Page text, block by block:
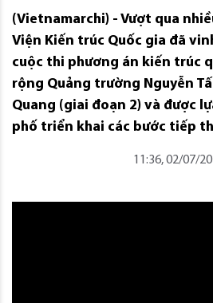
(Vietnamarchi) - Vượt qua
Viện Kiến trúc Quốc gia đã
cuộc thi phương án kiến trúc
rộng Quảng trường Nguyễn
Quang (giai đoạn 2) và được
phố triển khai các bước tiếp
11:36, 02/07/